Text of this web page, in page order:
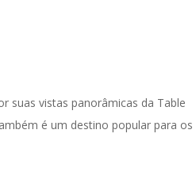
suas vistas panorâmicas da Table
é um destino popular para os